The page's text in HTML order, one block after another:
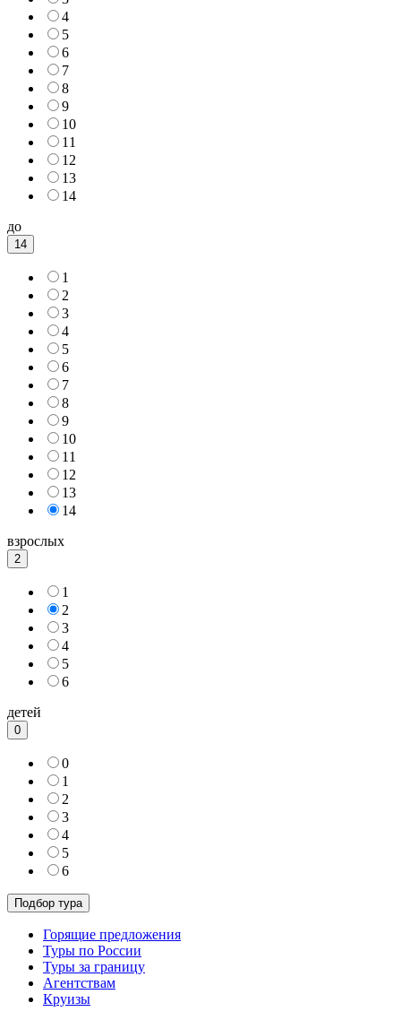
4
5
6
7
8
9
10
11
12
13
14
до
14
1
2
3
4
5
6
7
8
9
10
11
12
13
14
взрослых
2
1
2
3
4
5
6
детей
0
0
1
2
3
4
5
6
Горящие предложения
Туры по России
Туры за границу
Агентствам
Круизы